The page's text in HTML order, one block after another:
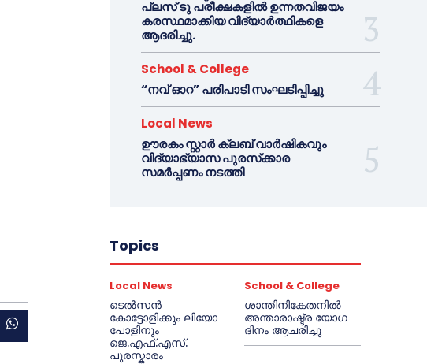
പ്ലസ് ടു പരീക്ഷകളിൽ ഉന്നതവിജയം
കരസ്ഥമാക്കിയ വിദ്യാർത്ഥികളെ
ആദരിച്ചു.
School & College
“നവ് ഓറ” പരിപാടി സംഘടിപ്പിച്ചു
Local News
ഊരകം സ്റ്റാർ ക്ലബ് വാർഷികവും
വിദ്യാഭ്യാസ പുരസ്‌ക്കാര
സമർപ്പണം നടത്തി
Topics
Local News
ടെൽസൻ
കോട്ടോളിക്കും ലിയോ
പോളിനും
ജെ.എഫ്.എസ്.
പുരസ്കാരം
School & College
ശാന്തിനികേതനിൽ
അന്താരാഷ്ട്ര യോഗ
ദിനം ആചരിച്ചു